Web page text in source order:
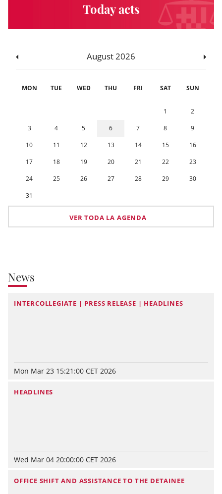
Today acts
August 2026
MON TUE WED THU FRI SAT SUN
1
2
3
4 5 6 7 8
9
10
11 12 13 14 15
16
17
18 19 20 21 22
23
24
25 26 27 28 29
30
31
VER TODA LA AGENDA
News
INTERCOLLEGIATE | PRESS RELEASE | HEADLINES
Mon Mar 23 15:21:00 CET 2026
HEADLINES
Wed Mar 04 20:00:00 CET 2026
OFFICE SHIFT AND ASSISTANCE TO THE DETAINEE